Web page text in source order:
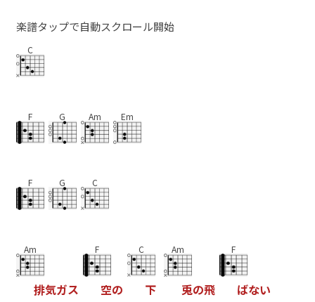
楽譜タップで自動スクロール開始
C
F G Am Em
F G C
Am
排気ガス
F
空の
C
下
Am
兎の飛
F
ばない